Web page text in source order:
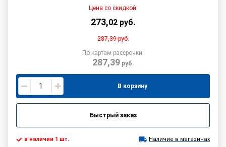
Цена со скидкой:
273,02 руб.
287,39руб.
По картам рассрочки:
287,39руб.
В корзину
Быстрый заказ
в наличии 1 шт. Наличие в магазинах